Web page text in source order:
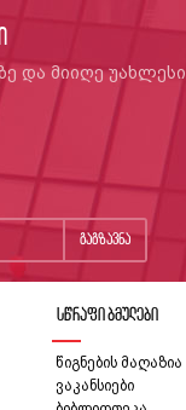
და მიიღე უახლესი
გაგზავნა
სწრაფი ბმულები
წიგნების მაღაზია
ვაკანსიები